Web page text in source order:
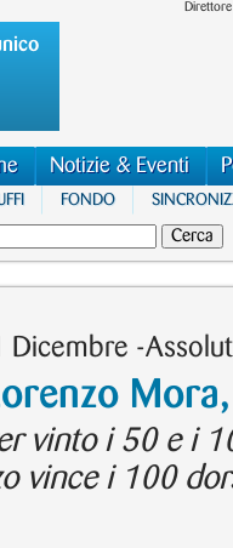
Notizie & Eventi
FONDO
-
vinto i 50 e i
vince i 100